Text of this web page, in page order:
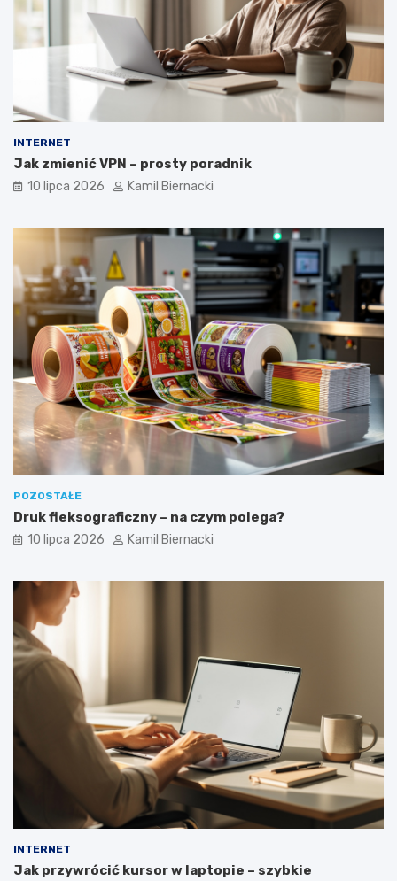
INTERNET
Jak zmienić VPN – prosty poradnik
10 lipca 2026 Kamil Biernacki
POZOSTAŁE
Druk fleksograficzny – na czym polega?
10 lipca 2026 Kamil Biernacki
INTERNET
Jak przywrócić kursor w laptopie – szybkie